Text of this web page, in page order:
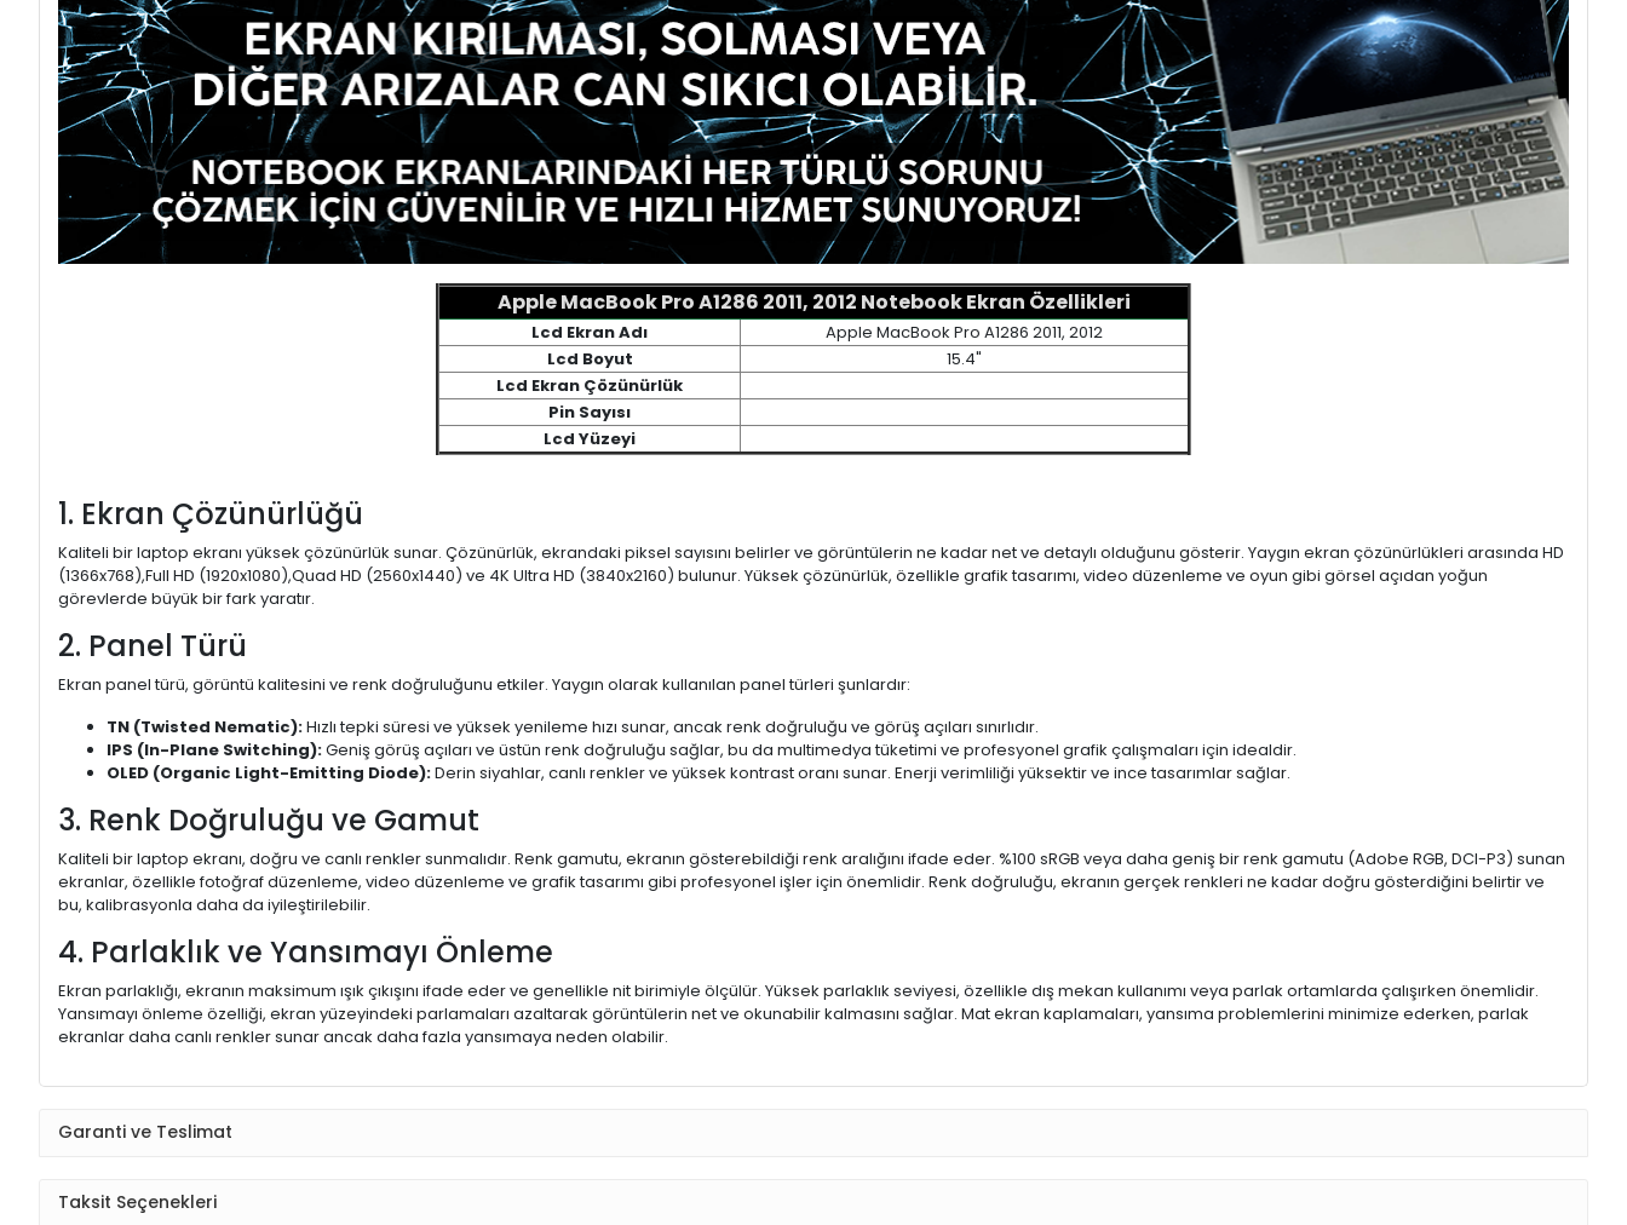
Apple MacBook Pro A1286 2011, 2012 Notebook Ekran Özellikleri
Lcd Ekran Adı
Apple MacBook Pro A1286 2011, 2012
Lcd Boyut
15.4"
Lcd Ekran Çözünürlük
Pin Sayısı
Lcd Yüzeyi
1. Ekran Çözünürlüğü
Kaliteli bir laptop ekranı yüksek çözünürlük sunar. Çözünürlük, ekrandaki piksel sayısını belirler ve görüntülerin ne kadar net ve detaylı olduğunu gösterir. Yaygın ekran çözünürlükleri arasında HD
(1366x768),Full HD (1920x1080),Quad HD (2560x1440) ve 4K Ultra HD (3840x2160) bulunur. Yüksek çözünürlük, özellikle grafik tasarımı, video düzenleme ve oyun gibi görsel açıdan yoğun
görevlerde büyük bir fark yaratır.
2. Panel Türü
Ekran panel türü, görüntü kalitesini ve renk doğruluğunu etkiler. Yaygın olarak kullanılan panel türleri şunlardır:
TN (Twisted Nematic):Hızlı tepki süresi ve yüksek yenileme hızı sunar, ancak renk doğruluğu ve görüş açıları sınırlıdır.
IPS (In-Plane Switching):Geniş görüş açıları ve üstün renk doğruluğu sağlar, bu da multimedya tüketimi ve profesyonel grafik çalışmaları için idealdir.
OLED (Organic Light-Emitting Diode):Derin siyahlar, canlı renkler ve yüksek kontrast oranı sunar. Enerji verimliliği yüksektir ve ince tasarımlar sağlar.
3. Renk Doğruluğu ve Gamut
Kaliteli bir laptop ekranı, doğru ve canlı renkler sunmalıdır. Renk gamutu, ekranın gösterebildiği renk aralığını ifade eder. %100 sRGB veya daha geniş bir renk gamutu (Adobe RGB, DCI-P3) sunan
ekranlar, özellikle fotoğraf düzenleme, video düzenleme ve grafik tasarımı gibi profesyonel işler için önemlidir. Renk doğruluğu, ekranın gerçek renkleri ne kadar doğru gösterdiğini belirtir ve
bu, kalibrasyonla daha da iyileştirilebilir.
4. Parlaklık ve Yansımayı Önleme
Ekran parlaklığı, ekranın maksimum ışık çıkışını ifade eder ve genellikle nit birimiyle ölçülür. Yüksek parlaklık seviyesi, özellikle dış mekan kullanımı veya parlak ortamlarda çalışırken önemlidir.
Yansımayı önleme özelliği, ekran yüzeyindeki parlamaları azaltarak görüntülerin net ve okunabilir kalmasını sağlar. Mat ekran kaplamaları, yansıma problemlerini minimize ederken, parlak
ekranlar daha canlı renkler sunar ancak daha fazla yansımaya neden olabilir.
Garanti ve Teslimat
Taksit Seçenekleri